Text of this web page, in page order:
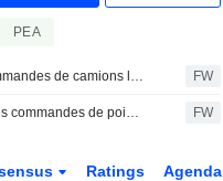
PEA
Les prises de commandes de camions lourds en Amérique du Nord en hausse sur un an en juillet - ACT Research (mise à jour) FW
Nordamérique : les commandes de poids lourds en hausse sur un an en juillet - ACT Research FW
Ratings Agenda